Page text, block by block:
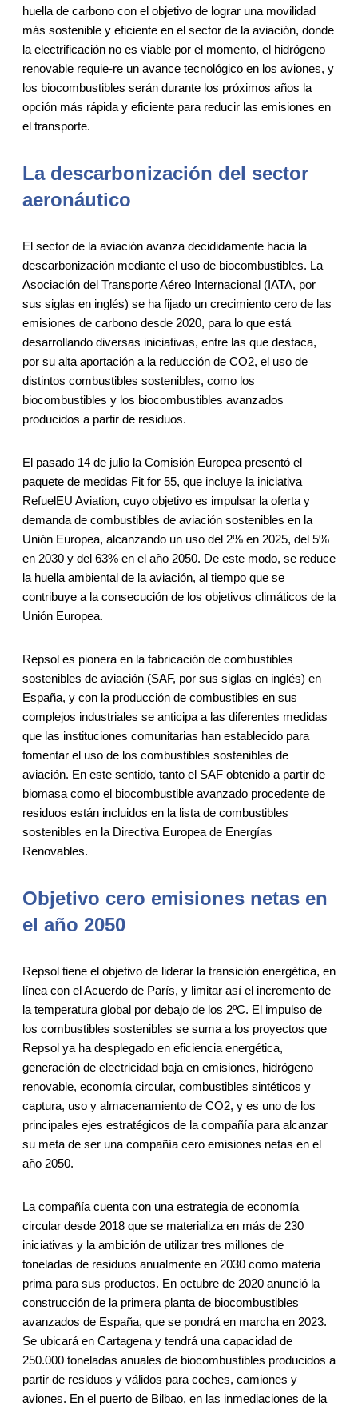
huella de carbono con el objetivo de lograr una movilidad
más sostenible y eficiente en el sector de la aviación, donde
la electrificación no es viable por el momento, el hidrógeno
renovable requie-re un avance tecnológico en los aviones, y
los biocombustibles serán durante los próximos años la
opción más rápida y eficiente para reducir las emisiones en
el transporte.
La descarbonización del sector
aeronáutico
El sector de la aviación avanza decididamente hacia la
descarbonización mediante el uso de biocombustibles. La
Asociación del Transporte Aéreo Internacional (IATA, por
sus siglas en inglés) se ha fijado un crecimiento cero de las
emisiones de carbono desde 2020, para lo que está
desarrollando diversas iniciativas, entre las que destaca,
por su alta aportación a la reducción de CO2, el uso de
distintos combustibles sostenibles, como los
biocombustibles y los biocombustibles avanzados
producidos a partir de residuos.
El pasado 14 de julio la Comisión Europea presentó el
paquete de medidas Fit for 55, que incluye la iniciativa
RefuelEU Aviation, cuyo objetivo es impulsar la oferta y
demanda de combustibles de aviación sostenibles en la
Unión Europea, alcanzando un uso del 2% en 2025, del 5%
en 2030 y del 63% en el año 2050. De este modo, se reduce
la huella ambiental de la aviación, al tiempo que se
contribuye a la consecución de los objetivos climáticos de la
Unión Europea.
Repsol es pionera en la fabricación de combustibles
sostenibles de aviación (SAF, por sus siglas en inglés) en
España, y con la producción de combustibles en sus
complejos industriales se anticipa a las diferentes medidas
que las instituciones comunitarias han establecido para
fomentar el uso de los combustibles sostenibles de
aviación. En este sentido, tanto el SAF obtenido a partir de
biomasa como el biocombustible avanzado procedente de
residuos están incluidos en la lista de combustibles
sostenibles en la Directiva Europea de Energías
Renovables.
Objetivo cero emisiones netas en
el año 2050
Repsol tiene el objetivo de liderar la transición energética, en
línea con el Acuerdo de París, y limitar así el incremento de
la temperatura global por debajo de los 2ºC. El impulso de
los combustibles sostenibles se suma a los proyectos que
Repsol ya ha desplegado en eficiencia energética,
generación de electricidad baja en emisiones, hidrógeno
renovable, economía circular, combustibles sintéticos y
captura, uso y almacenamiento de CO2, y es uno de los
principales ejes estratégicos de la compañía para alcanzar
su meta de ser una compañía cero emisiones netas en el
año 2050.
La compañía cuenta con una estrategia de economía
circular desde 2018 que se materializa en más de 230
iniciativas y la ambición de utilizar tres millones de
toneladas de residuos anualmente en 2030 como materia
prima para sus productos. En octubre de 2020 anunció la
construcción de la primera planta de biocombustibles
avanzados de España, que se pondrá en marcha en 2023.
Se ubicará en Cartagena y tendrá una capacidad de
250.000 toneladas anuales de biocombustibles producidos a
partir de residuos y válidos para coches, camiones y
aviones. En el puerto de Bilbao, en las inmediaciones de la